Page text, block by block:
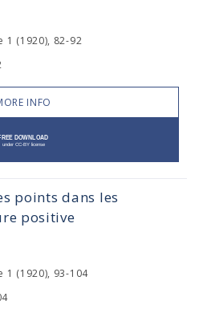
1 (1920), 82-92
INFO
points dans les
positive
1 (1920), 93-104